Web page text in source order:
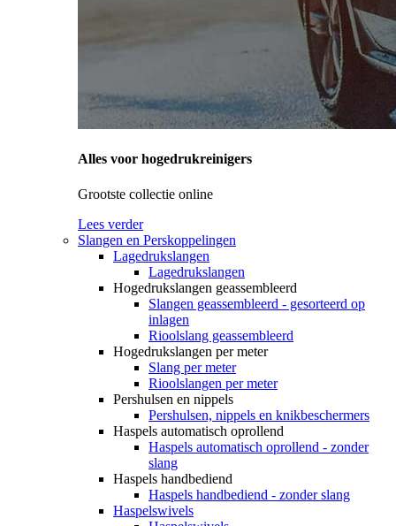
Alles voor hogedrukreinigers
Grootste collectie online
Lees verder
Slangen en Perskoppelingen
Lagedrukslangen
Lagedrukslangen
Hogedrukslangen geassembleerd
Slangen geassembleerd - gesorteerd op
inlagen
Rioolslang geassembleerd
Hogedrukslangen per meter
Slang per meter
Rioolslangen per meter
Pershulsen en nippels
Pershulsen, nippels en knikbeschermers
Haspels automatisch oprollend
Haspels automatisch oprollend - zonder
slang
Haspels handbediend
Haspels handbediend - zonder slang
Haspelswivels